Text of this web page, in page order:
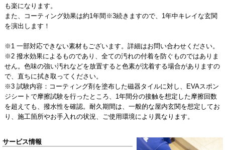
も楽になります。
また、コーティング効果は約1年間※3続きますので、1年中キレイな玄関
を演出します！
※1 一部対応できない素材もございます。詳細はお問い合わせください。
※2 撥水効果によるものであり、全ての汚れの付着を防ぐものではありま
せん。色味の強い汚れなどを放置すると色素が沈着する場合がありますの
で、直ちに拭き取ってください。
※3 試験内容：コーティング剤を塗布した磁器タイルに対し、EVAスポン
ジシートで摩擦試験を行ったところ、1年間分の接触を想定した摩擦回数
を超えても、撥水性を確認。耐久期間は、一般的な屋内玄関を想定してお
り、施工箇所やお手入れの状況、ご使用環境により異なります。
サービス情報